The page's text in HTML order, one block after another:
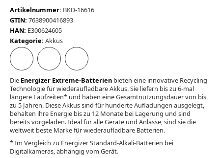
Artikelnummer: BKD-16616
GTIN: 7638900416893
HAN: E300624605
Kategorie: Akkus
Die Energizer Extreme-Batterien bieten eine innovative Recycling-
Technologie für wiederaufladbare Akkus. Sie liefern bis zu 6-mal
längere Laufzeiten* und haben eine Gesamtnutzungsdauer von bis
zu 5 Jahren. Diese Akkus sind für hunderte Aufladungen ausgelegt,
behalten ihre Energie bis zu 12 Monate bei Lagerung und sind
bereits vorgeladen. Ideal für alle Geräte und Anlässe, sind sie die
weltweit beste Marke für wiederaufladbare Batterien.
* Im Vergleich zu Energizer Standard-Alkali-Batterien bei
Digitalkameras, abhängig vom Gerät.